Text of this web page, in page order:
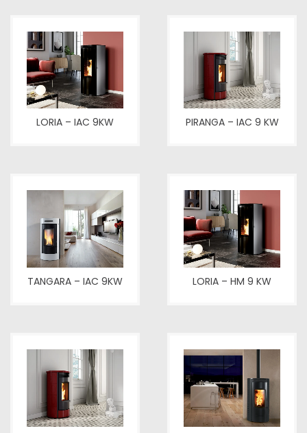
LORIA – IAC 9KW PIRANGA – IAC 9 KW
TANGARA – IAC 9KW LORIA – HM 9 KW